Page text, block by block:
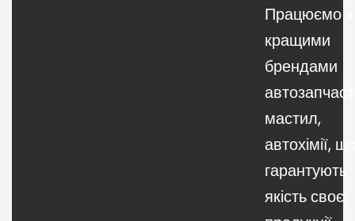
Працюємо з
кращими
брендами
мастил,
автохімії,
гарантують
якість своєї